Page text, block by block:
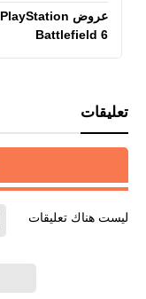
Battlefield 6
تعليقات
ليست هناك تعليقات